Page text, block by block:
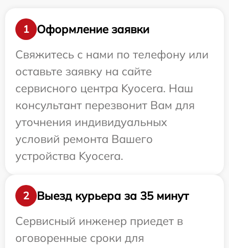
1
Оформление заявки
Свяжитесь с нами по телефону или
оставьте заявку на сайте
сервисного центра Kyocera. Наш
консультант перезвонит Вам для
уточнения индивидуальных
условий ремонта Вашего
устройства Kyocera.
2
Выезд курьера за 35 минут
Сервисный инженер приедет в
оговоренные сроки для